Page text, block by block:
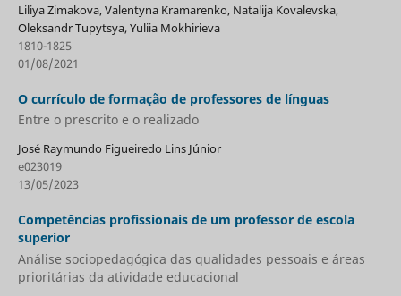
Liliya Zimakova, Valentyna Kramarenko, Natalija Kovalevska,
Oleksandr Tupytsya, Yuliia Mokhirieva
1810-1825
01/08/2021
O currículo de formação de professores de línguas
Entre o prescrito e o realizado
José Raymundo Figueiredo Lins Júnior
e023019
13/05/2023
Competências profissionais de um professor de escola
superior
Análise sociopedagógica das qualidades pessoais e áreas
prioritárias da atividade educacional